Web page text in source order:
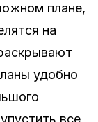
плане,
на
удобно